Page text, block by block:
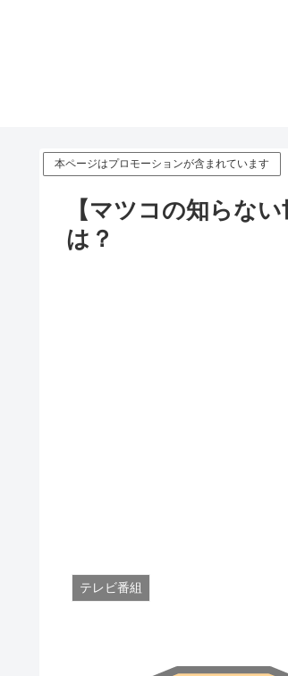
本ページはプロモーションが含まれています
【マツコの知らな
は？
テレビ番組